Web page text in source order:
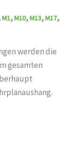
M1,M10,M13,M17,
werden die
gesamten